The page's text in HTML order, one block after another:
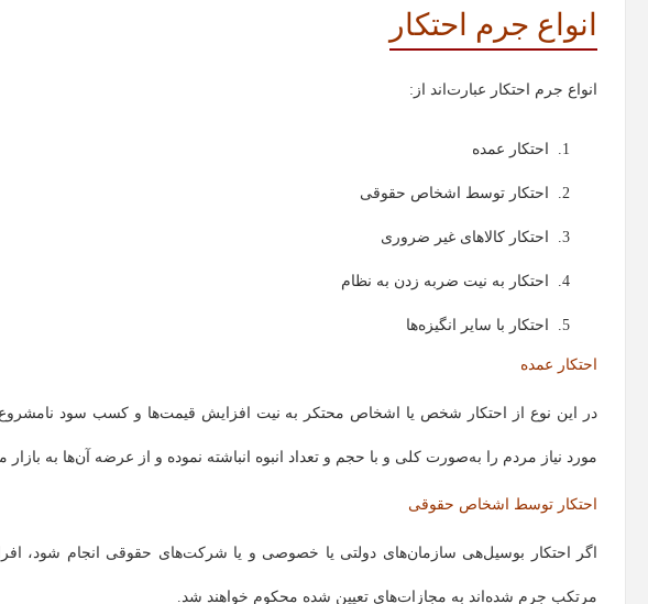
انواع جرم احتکار
انواع جرم احتکار عبارت‌اند از:
احتکار عمده
احتکار توسط اشخاص حقوقی
احتکار کالا‌های غیر ضروری
احتکار به نیت ضربه زدن به نظام
احتکار با سایر انگیزه‌ها
احتکار عمده
در این نوع از احتکار شخص یا اشخاص محتکر به نیت افزایش قیمت‌ها و کسب سود نامشروع
مورد نیاز مردم را به‌صورت کلی و با حجم و تعداد انبوه انباشته نموده و از عرضه آن‌ها به
احتکار توسط اشخاص حقوقی
اگر احتکار بوسیل‌هی سازمان‌های دولتی یا خصوصی و یا شرکت‌های حقوقی انجام شود،
مرتکب جرم شده‌اند به مجازات‌های تعیین شده محکوم خواهند شد.